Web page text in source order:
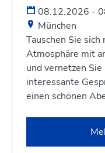
08.12.2026 -
München
Tauschen Sie
Atmosphäre mit
und vernetzen
interessante
einen schönen